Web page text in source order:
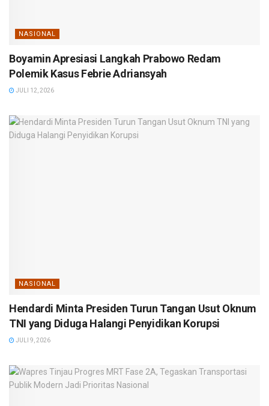
NASIONAL
Boyamin Apresiasi Langkah Prabowo Redam
Polemik Kasus Febrie Adriansyah
JULI 12, 2026
NASIONAL
Hendardi Minta Presiden Turun Tangan Usut Oknum
TNI yang Diduga Halangi Penyidikan Korupsi
JULI 9, 2026